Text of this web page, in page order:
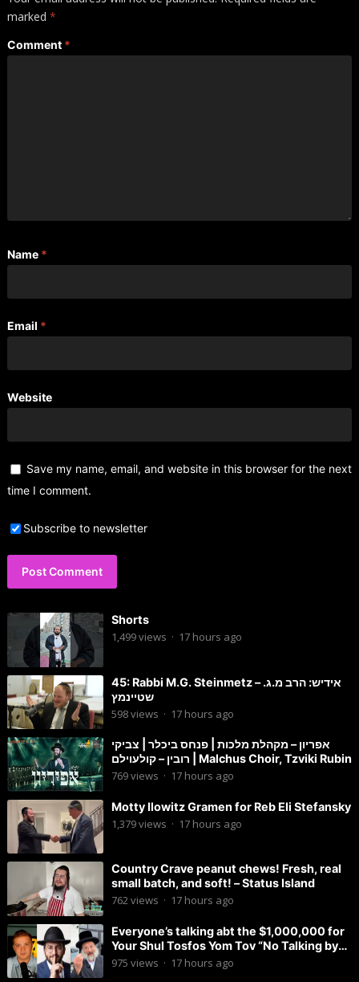
marked *
Comment *
Name *
Email *
Website
Save my name, email, and website in this browser for the next
time I comment.
Subscribe to newsletter
Shorts
1,499views · 17 hours ago
45: Rabbi M.G. Steinmetz – אידיש: הרב מ.ג.
שטיינמץ
598views · 17 hours ago
אפריון – מקהלת מלכות | פנחס ביכלר | צביקי
רובין – קולעוילם | Malchus Choir, Tzviki Rubin
769views · 17 hours ago
Motty Ilowitz Gramen for Reb Eli Stefansky
1,379views · 17 hours ago
Country Crave peanut chews! Fresh, real
small batch, and soft! – Status Island
762views · 17 hours ago
Everyone’s talking abt the $1,000,000 for
Your Shul Tosfos Yom Tov “No Talking by
Davening” movement
975 views · 17 hours ago